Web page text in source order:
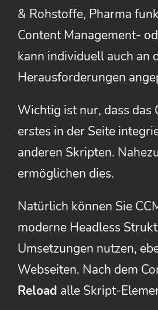
& Rohstoffe, Pharma
Content Management-
kann individuell auch an
Herausforderungen
Wichtig ist nur, dass das
erstes in der Seite
anderen Skripten.
ermöglichen dies.
Natürlich können Sie
moderne Headless
Umsetzungen nutzen,
Webseiten. Nach dem
Reload alle Skript-